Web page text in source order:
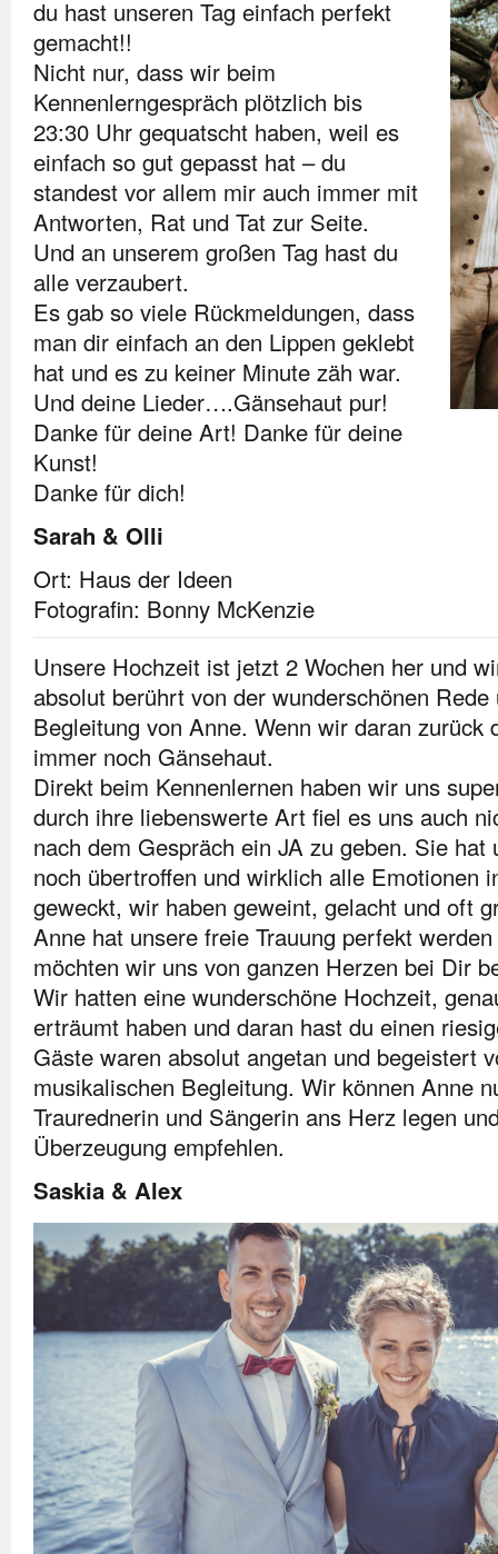
du hast unseren Tag einfach perfekt
gemacht!!
Nicht nur, dass wir beim
Kennenlerngespräch plötzlich bis
23:30 Uhr gequatscht haben, weil es
einfach so gut gepasst hat – du
standest vor allem mir auch immer mit
Antworten, Rat und Tat zur Seite.
Und an unserem großen Tag hast du
alle verzaubert.
Es gab so viele Rückmeldungen, dass
man dir einfach an den Lippen geklebt
hat und es zu keiner Minute zäh war.
Und deine Lieder….Gänsehaut pur!
Danke für deine Art! Danke für deine
Kunst!
Danke für dich!
Sarah & Olli
Ort: Haus der Ideen
Fotografin: Bonny McKenzie
Unsere Hochzeit ist jetzt 2 Wochen her und
absolut berührt von der wunderschönen
Begleitung von Anne. Wenn wir daran zurück
immer noch Gänsehaut.
Direkt beim Kennenlernen haben wir uns
durch ihre liebenswerte Art fiel es uns auch
nach dem Gespräch ein JA zu geben. Sie hat
noch übertroffen und wirklich alle Emotionen
geweckt, wir haben geweint, gelacht und oft
Anne hat unsere freie Trauung perfekt
möchten wir uns von ganzen Herzen bei Dir
Wir hatten eine wunderschöne Hochzeit,
erträumt haben und daran hast du einen
Gäste waren absolut angetan und begeistert
musikalischen Begleitung. Wir können Anne
Traurednerin und Sängerin ans Herz legen
Überzeugung empfehlen.
Saskia & Alex